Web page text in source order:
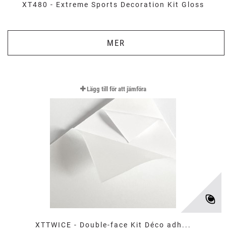
XT480 - Extreme Sports Decoration Kit Gloss
MER
XTTWICE - Double-face Kit Déco adh...
Lägg till för att jämföra